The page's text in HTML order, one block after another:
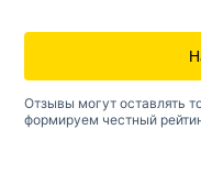
Отзывы могут оставлять
формируем честный